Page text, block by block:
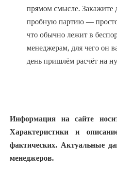
прямом смысле. Закажите
пробную партию — просто
что обычно лежит в
менеджерам, для чего он
день пришлём расчёт на
Информация на сайте
Характеристики и
фактических. Актуальные
менеджеров.